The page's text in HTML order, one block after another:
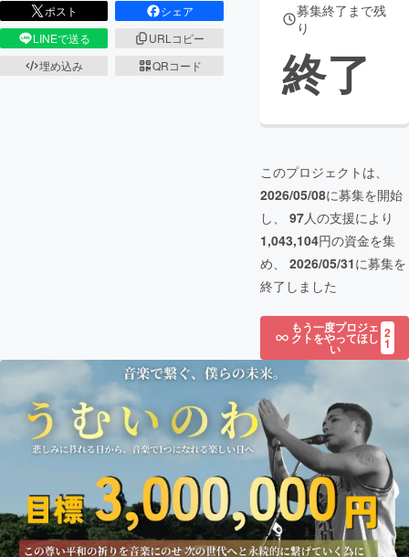
ポスト
シェア
LINEで送る
URLコピー
埋め込み
QRコード
募集終了まで残
り
終了
このプロジェクトは、
2026/05/08に募集を開始
し、 97人の支援により
1,043,104円の資金を集
め、 2026/05/31に募集を
終了しました
もう一度プロジェ
クトをやってほし
い
2
1